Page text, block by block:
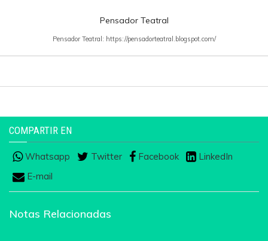
Pensador Teatral
Pensador Teatral: https://pensadorteatral.blogspot.com/
COMPARTIR EN
Whatsapp Twitter Facebook
LinkedIn
E-mail
Notas Relacionadas